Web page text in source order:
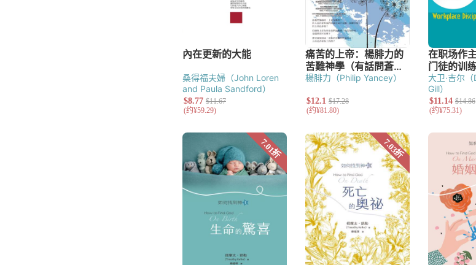
桑得福夫婦（John Loren
and Paula Sandford）
楊腓力（Philip Yancey）
大卫·吉尔
Gill）